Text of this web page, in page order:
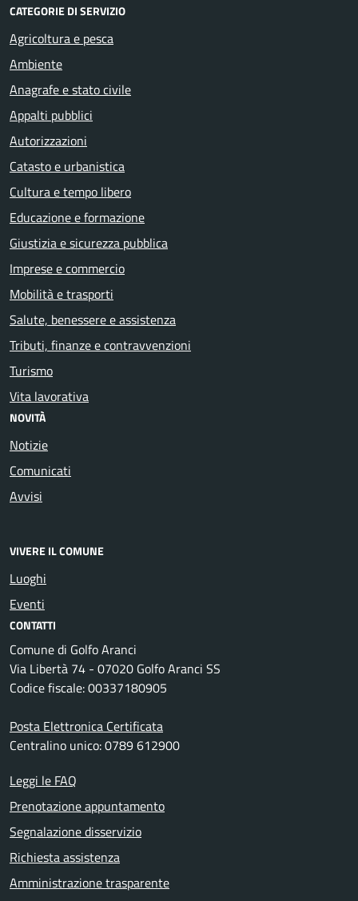
CATEGORIE DI SERVIZIO
Agricoltura e pesca
Ambiente
Anagrafe e stato civile
Appalti pubblici
Autorizzazioni
Catasto e urbanistica
Cultura e tempo libero
Educazione e formazione
Giustizia e sicurezza pubblica
Imprese e commercio
Mobilità e trasporti
Salute, benessere e assistenza
Tributi, finanze e contravvenzioni
Turismo
Vita lavorativa
NOVITÀ
Notizie
Comunicati
Avvisi
VIVERE IL COMUNE
Luoghi
Eventi
CONTATTI
Comune di Golfo Aranci
Via Libertà 74 - 07020 Golfo Aranci SS
Codice fiscale: 00337180905
Posta Elettronica Certificata
Centralino unico: 0789 612900
Leggi le FAQ
Prenotazione appuntamento
Segnalazione disservizio
Richiesta assistenza
Amministrazione trasparente